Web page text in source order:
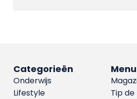
Menu
Tip
Categorieën
Onderwijs
Lifestyle